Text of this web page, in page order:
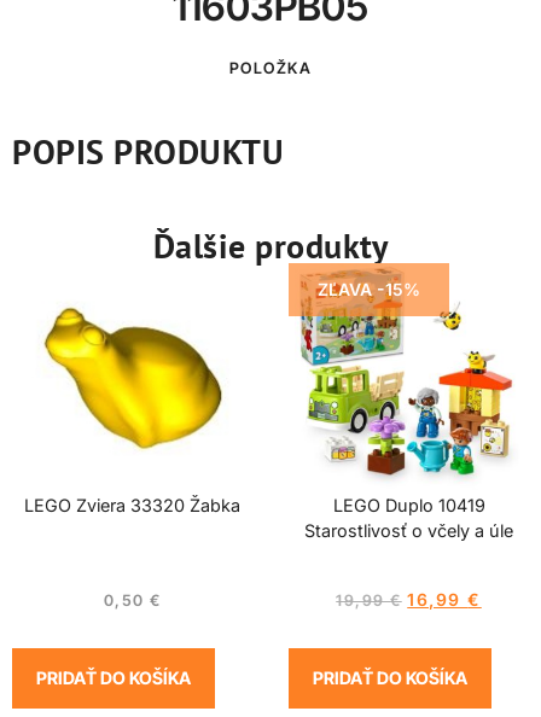
POLOŽKA
POPIS PRODUKTU
Ďalšie produkty
LEGO Zviera 33320 Žabka
0,50 €
PRIDAŤ DO KOŠÍKA
ZĽAVA -15%
LEGO Duplo 10419
Starostlivosť o včely a úle
19,99€ 16,99€
PRIDAŤ DO KOŠÍKA